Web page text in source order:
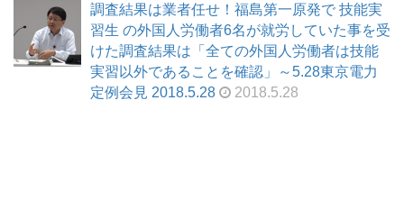
調査結果は業者任せ！福島第一原発で 技能実
習生 の外国人労働者6名が就労していた事を受
けた調査結果は「全ての外国人労働者は技能
実習以外であることを確認」～5.28東京電力
定例会見 2018.5.28
2018.5.28